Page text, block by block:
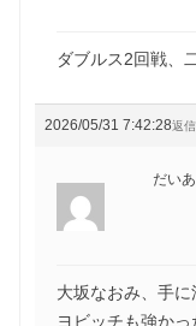
ダブルス2回戦、
2026/05/31 7:42:28返信
だい
大坂なおみ、手に
ヨビッチも強か